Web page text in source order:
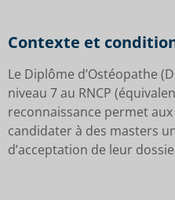
Contexte et
Le Diplôme d’Ostéopathe
niveau 7 au RNCP
reconnaissance permet
candidater à des masters
d’acceptation de leur